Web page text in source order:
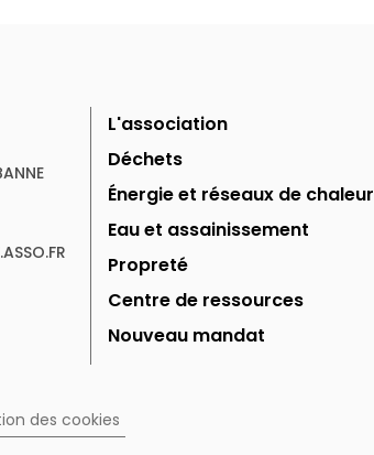
L'association
Déchets
Énergie et réseaux de chaleur
Eau et assainissement
Propreté
Centre de ressources
Nouveau mandat
des cookies